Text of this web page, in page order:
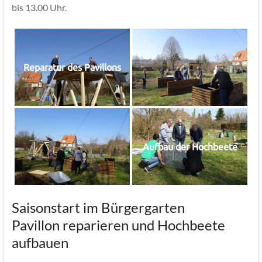
bis 13.00 Uhr.
Reparatur des Pavillons
Aufbau der Hochbeete
Saisonstart im Bürgergarten
Pavillon reparieren und Hochbeete
aufbauen